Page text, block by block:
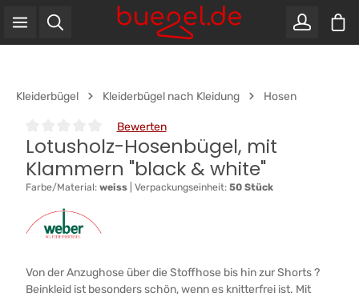
Zum Hauptinhalt springen
Kleiderbügel Kleiderbügel nach Kleidung Hosen
Durchschnittliche Bewertung von 0 von 5 Sternen
Bewerten
Lotusholz-Hosenbügel, mit
Klammern "black & white"
Farbe/Material: weiss Verpackungseinheit: 50 Stück
Von der Anzughose über die Stoffhose bis hin zur Shorts ?
Beinkleid ist besonders schön, wenn es knitterfrei ist. Mit